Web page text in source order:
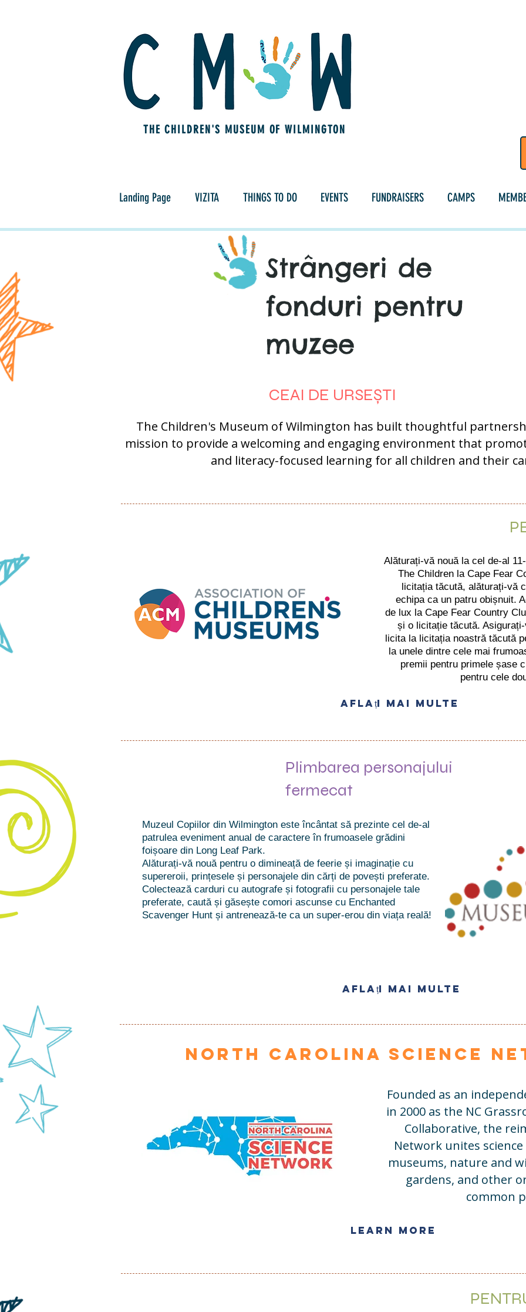
THE CHILDREN'S MUSEUM OF WILMINGTON
Landing Page VIZITA THINGS TO DO EVENTS FUNDRAISERS CAMPS
Strângeri de
fonduri pentru
muzee
CEAI DE URSEȘTI
The Children's Museum of Wilmington has built thoughtful
mission to provide a welcoming and engaging environment that
and literacy-focused learning for all children and their
Alăturați-vă nouă la cel de-al
The Children la Cape Fear
licitația tăcută, alăturați-vă
echipa ca un patru obișnuit.
de lux la Cape Fear Country
și o licitație tăcută.
licita la licitația noastră tăcută
la unele dintre cele mai
premii pentru primele șase
pentru cele
Aflați mai multe
Plimbarea personajului
fermecat
Muzeul Copiilor din Wilmington este încântat să prezinte cel de-al
patrulea eveniment anual de caractere în frumoasele grădini
foișoare din Long Leaf Park.
Alăturați-vă nouă pentru o dimineață de feerie și imaginație cu
supereroii, prințesele și personajele din cărți de povești preferate.
Colectează carduri cu autografe și fotografii cu personajele tale
preferate, caută și găsește comori ascunse cu Enchanted
Scavenger Hunt și antrenează-te ca un super-erou din viața reală!
Aflați mai multe
North Carolina Science
Founded as an
in 2000 as the NC
Collaborative, the
Network unites
museums, nature and
gardens, and other
common
Learn More